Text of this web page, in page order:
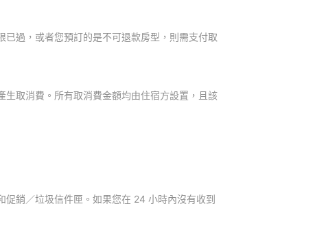
過，或者您預訂的是不可退款房型，則需支付取
取消費。所有取消費金額均由住宿方設置，且該
銷／垃圾信件匣。如果您在 24 小時內沒有收到